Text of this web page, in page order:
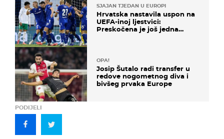
SJAJAN TJEDAN U EUROPI
Hrvatska nastavila uspon na
UEFA-inoj ljestvici:
Preskočena je još jedna
OPA!
Josip Šutalo radi transfer u
redove nogometnog diva i
bivšeg prvaka Europe
PODIJELI